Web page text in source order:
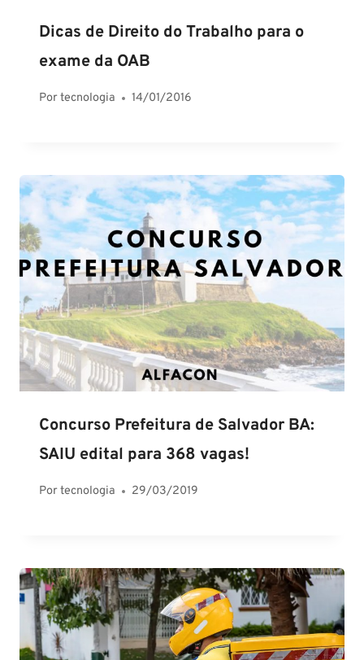
Dicas de Direito do Trabalho para o
exame da OAB
Portecnologia 14/01/2016
Concurso Prefeitura de Salvador BA:
SAIU edital para 368 vagas!
Portecnologia 29/03/2019